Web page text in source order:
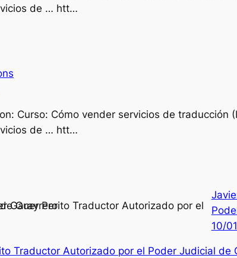
de … htt…
Curso: Cómo vender servicios de traducción
de … htt…
10/
Traductor Autorizado por el Poder Judicial de